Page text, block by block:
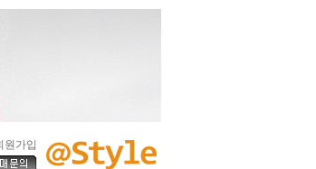
원가입